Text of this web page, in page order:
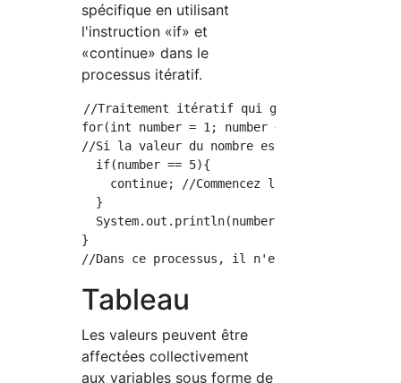
spécifique en utilisant
l'instruction «if» et
«continue» dans le
processus itératif.
//Traitement itératif qui génère un nombre
for(int number = 1; number <= 100; number
//Si la valeur du nombre est 5 dans la
  if(number == 5){
    continue; //Commencez la boucle suivante
  }
  System.out.println(number);
}
Tableau
Les valeurs peuvent être
affectées collectivement
aux variables sous forme de